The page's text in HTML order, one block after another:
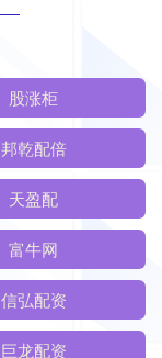
股涨柜
邦乾配倍
天盈配
富牛网
信弘配资
巨龙配资